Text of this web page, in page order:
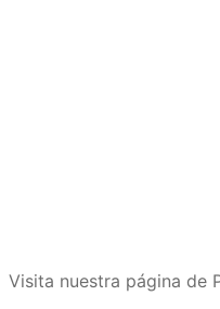
Visita nuestra página de